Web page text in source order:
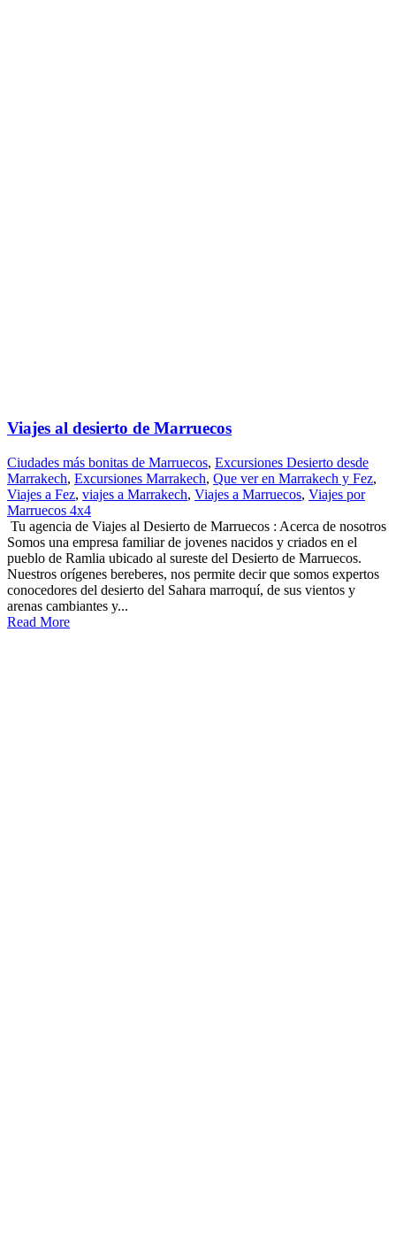
Viajes al desierto de Marruecos
Ciudades más bonitas de Marruecos, Excursiones Desierto desde
Marrakech, Excursiones Marrakech, Que ver en Marrakech y Fez,
Viajes a Fez, viajes a Marrakech, Viajes a Marruecos, Viajes por
Marruecos 4x4
Tu agencia de Viajes al Desierto de Marruecos : Acerca de nosotros
Somos una empresa familiar de jovenes nacidos y criados en el
pueblo de Ramlia ubicado al sureste del Desierto de Marruecos.
Nuestros orígenes bereberes, nos permite decir que somos expertos
conocedores del desierto del Sahara marroquí, de sus vientos y
arenas cambiantes y...
Read More